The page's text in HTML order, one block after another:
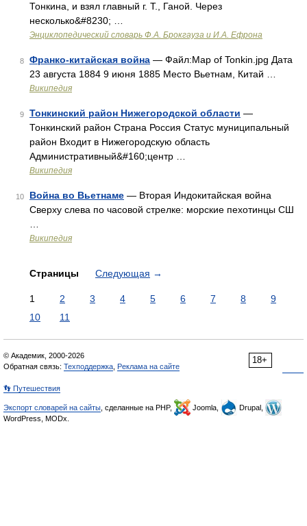
Тонкина, и взял главный г. Т., Ганой. Через
несколько&#8230; …
Энциклопедический словарь Ф.А. Брокгауза и И.А. Ефрона
8 Франко-китайская война — Файл:Map of Tonkin.jpg Дата
23 августа 1884 9 июня 1885 Место Вьетнам, Китай …
Википедия
9 Тонкинский район Нижегородской области —
Тонкинский район Страна Россия Статус муниципальный
район Входит в Нижегородскую область
Административный&#160;центр …
Википедия
10 Война во Вьетнаме — Вторая Индокитайская война
Сверху слева по часовой стрелке: морские пехотинцы СШ
Википедия
Страницы Следующая →
1 2 3 4 5 6 7 8
9
10
11
18+
© Академик, 2000-2026
Обратная связь: Техподдержка Реклама на сайте
👣 Путешествия
Экспорт словарей на сайты , сделанные на PHP, Joomla,
Drupal,
WordPress, MODx.